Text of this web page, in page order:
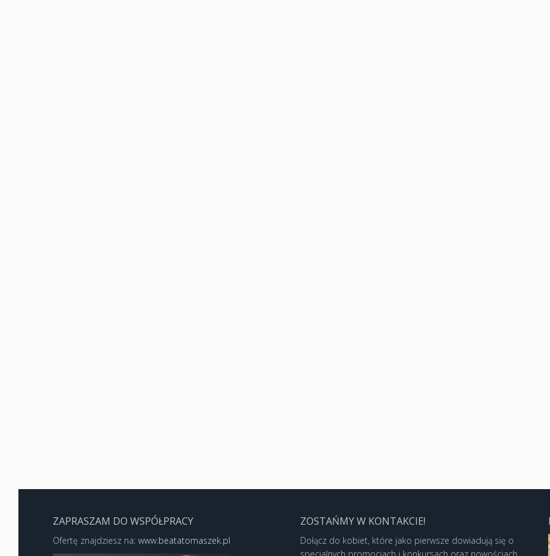
ZAPRASZAM DO WSPÓŁPRACY
Ofertę znajdziesz na: www.beatatomaszek.pl
ZOSTAŃMY W KONTAKCIE!
Dołącz do kobiet, które jako pierwsze dowiadują się o